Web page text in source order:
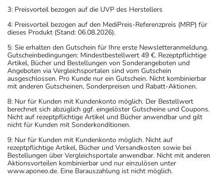
3: Preisvorteil bezogen auf die UVP des Herstellers
4: Preisvorteil bezogen auf den MediPreis-Referenzpreis (MRP) für
dieses Produkt (Stand: 06.08.2026).
5: Sie erhalten den Gutschein für Ihre erste Newsletteranmeldung.
Gutscheinbedingungen: Mindestbestellwert 49 €. Rezeptpflichtige
Artikel, Bücher und Bestellungen von Sonderangeboten und
Angeboten via Vergleichsportalen sind vom Gutschein
ausgeschlossen. Pro Kunde nur ein Gutschein. Nicht kombinierbar
mit anderen Gutscheinen, Sonderpreisen und Rabatt-Aktionen.
8: Nur für Kunden mit Kundenkonto möglich. Der Bestellwert
berechnet sich abzüglich ggf. eingelöster Gutscheine und Coupons.
Nicht auf rezeptpflichtige Artikel und Bücher anwendbar und gilt
nicht für Kunden mit Sonderkonditionen.
9: Nur für Kunden mit Kundenkonto möglich. Nicht auf
rezeptpflichtige Artikel, Bücher und Versandkosten sowie bei
Bestellungen über Vergleichsportale anwendbar. Nicht mit anderen
Aktionsvorteilen kombinierbar und nur einzulösen unter
www.aponeo.de. Eine Barauszahlung ist nicht möglich.